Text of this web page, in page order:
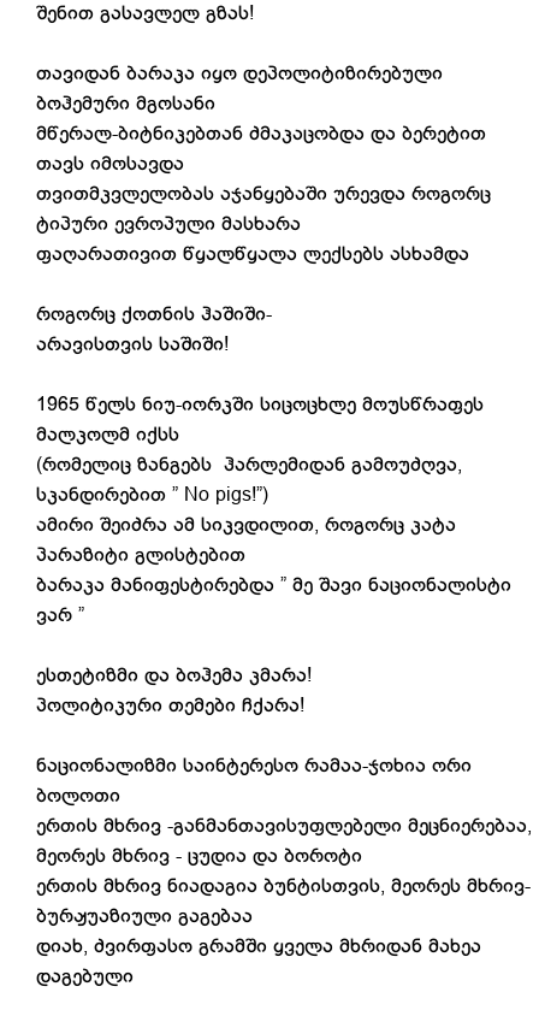
შენით გასავლელ გზას!
თავიდან ბარაკა იყო დეპოლიტიზირებული
ბოჰემური მგოსანი
მწერალ-ბიტნიკებთან ძმაკაცობდა და ბერეტით
თავს იმოსავდა
თვითმკვლელობას აჯანყებაში ურევდა როგორც
ტიპური ევროპული მასხარა
ფაღარათივით წყალწყალა ლექსებს ასხამდა
როგორც ქოთნის ჰაშიში-
არავისთვის საშიში!
1965 წელს ნიუ-იორკში სიცოცხლე მოუსწრაფეს
მალკოლმ იქსს
(რომელიც ზანგებს ჰარლემიდან გამოუძღვა,
სკანდირებით ” No pigs!”)
ამირი შეიძრა ამ სიკვდილით, როგორც კატა
პარაზიტი გლისტებით
ბარაკა მანიფესტირებდა ” მე შავი ნაციონალისტი
ვარ ”
ესთეტიზმი და ბოჰემა კმარა!
პოლიტიკური თემები ჩქარა!
ნაციონალიზმი საინტერესო რამაა-ჯოხია ორი
ბოლოთი
ერთის მხრივ -განმანთავისუფლებელი მეცნიერებაა,
მეორეს მხრივ - ცუდია და ბოროტი
ერთის მხრივ ნიადაგია ბუნტისთვის, მეორეს მხრივ-
ბურჟუაზიული გაგებაა
დიახ, ძვირფასო გრამში ყველა მხრიდან მახეა
დაგებული